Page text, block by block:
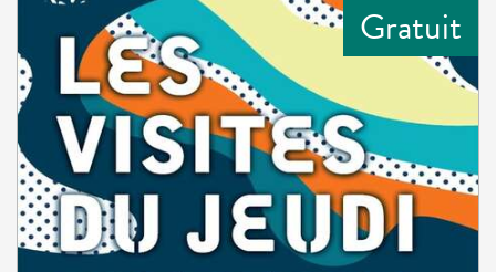
Gratuit